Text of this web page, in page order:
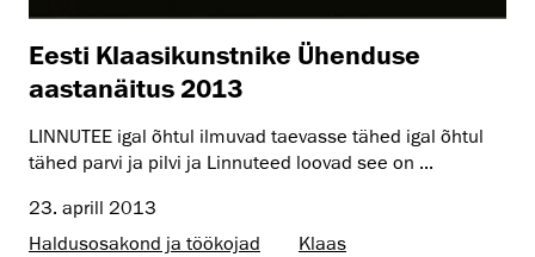
Eesti Klaasikunstnike Ühenduse
aastanäitus 2013
LINNUTEE igal õhtul ilmuvad taevasse tähed igal õhtul
tähed parvi ja pilvi ja Linnuteed loovad see on ...
23. aprill 2013
Haldusosakond ja töökojad
Klaas